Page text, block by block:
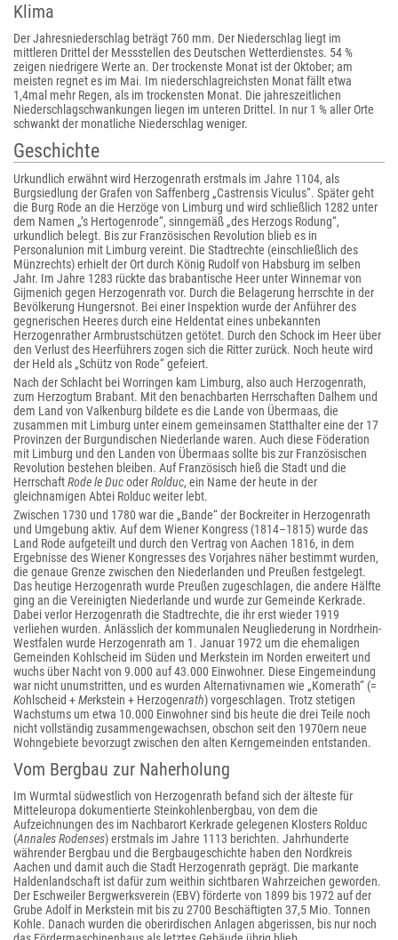
Klima
Der Jahresniederschlag beträgt 760 mm. Der Niederschlag liegt im
mittleren Drittel der Messstellen des Deutschen Wetterdienstes. 54 %
zeigen niedrigere Werte an. Der trockenste Monat ist der Oktober; am
meisten regnet es im Mai. Im niederschlagreichsten Monat fällt etwa
1,4mal mehr Regen, als im trockensten Monat. Die jahreszeitlichen
Niederschlagschwankungen liegen im unteren Drittel. In nur 1 % aller Orte
schwankt der monatliche Niederschlag weniger.
Geschichte
Urkundlich erwähnt wird Herzogenrath erstmals im Jahre 1104, als
Burgsiedlung der Grafen von Saffenberg „Castrensis Viculus“. Später geht
die Burg Rode an die Herzöge von Limburg und wird schließlich 1282 unter
dem Namen „’s Hertogenrode“, sinngemäß „des Herzogs Rodung“,
urkundlich belegt. Bis zur Französischen Revolution blieb es in
Personalunion mit Limburg vereint. Die Stadtrechte (einschließlich des
Münzrechts) erhielt der Ort durch König Rudolf von Habsburg im selben
Jahr. Im Jahre 1283 rückte das brabantische Heer unter Winnemar von
Gijmenich gegen Herzogenrath vor. Durch die Belagerung herrschte in der
Bevölkerung Hungersnot. Bei einer Inspektion wurde der Anführer des
gegnerischen Heeres durch eine Heldentat eines unbekannten
Herzogenrather Armbrustschützen getötet. Durch den Schock im Heer über
den Verlust des Heerführers zogen sich die Ritter zurück. Noch heute wird
der Held als „Schütz von Rode“ gefeiert.
Nach der Schlacht bei Worringen kam Limburg, also auch Herzogenrath,
zum Herzogtum Brabant. Mit den benachbarten Herrschaften Dalhem und
dem Land von Valkenburg bildete es die Lande von Übermaas, die
zusammen mit Limburg unter einem gemeinsamen Statthalter eine der 17
Provinzen der Burgundischen Niederlande waren. Auch diese Föderation
mit Limburg und den Landen von Übermaas sollte bis zur Französischen
Revolution bestehen bleiben. Auf Französisch hieß die Stadt und die
HerrschaftRode le DucoderRolduc, ein Name der heute in der
gleichnamigen Abtei Rolduc weiter lebt.
Zwischen 1730 und 1780 war die „Bande“ der Bockreiter in Herzogenrath
und Umgebung aktiv. Auf dem Wiener Kongress (1814–1815) wurde das
Land Rode aufgeteilt und durch den Vertrag von Aachen 1816, in dem
Ergebnisse des Wiener Kongresses des Vorjahres näher bestimmt wurden,
die genaue Grenze zwischen den Niederlanden und Preußen festgelegt.
Das heutige Herzogenrath wurde Preußen zugeschlagen, die andere Hälfte
ging an die Vereinigten Niederlande und wurde zur Gemeinde Kerkrade.
Dabei verlor Herzogenrath die Stadtrechte, die ihr erst wieder 1919
verliehen wurden. Anlässlich der kommunalen Neugliederung in Nordrhein-
Westfalen wurde Herzogenrath am 1. Januar 1972 um die ehemaligen
Gemeinden Kohlscheid im Süden und Merkstein im Norden erweitert und
wuchs über Nacht von 9.000 auf 43.000 Einwohner. Diese Eingemeindung
war nicht unumstritten, und es wurden Alternativnamen wie „Komerath“ (=
Kohlscheid +Merkstein + Herzogenrath) vorgeschlagen. Trotz stetigen
Wachstums um etwa 10.000 Einwohner sind bis heute die drei Teile noch
nicht vollständig zusammengewachsen, obschon seit den 1970ern neue
Wohngebiete bevorzugt zwischen den alten Kerngemeinden entstanden.
Vom Bergbau zur Naherholung
Im Wurmtal südwestlich von Herzogenrath befand sich der älteste für
Mitteleuropa dokumentierte Steinkohlenbergbau, von dem die
Aufzeichnungen des im Nachbarort Kerkrade gelegenen Klosters Rolduc
(Annales Rodenses) erstmals im Jahre 1113 berichten. Jahrhunderte
währender Bergbau und die Bergbaugeschichte haben den Nordkreis
Aachen und damit auch die Stadt Herzogenrath geprägt. Die markante
Haldenlandschaft ist dafür zum weithin sichtbaren Wahrzeichen geworden.
Der Eschweiler Bergwerksverein (EBV) förderte von 1899 bis 1972 auf der
Grube Adolf in Merkstein mit bis zu 2700 Beschäftigten 37,5 Mio. Tonnen
Kohle. Danach wurden die oberirdischen Anlagen abgerissen, bis nur noch